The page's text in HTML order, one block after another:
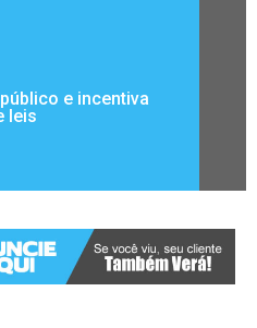
e incentiva
leis